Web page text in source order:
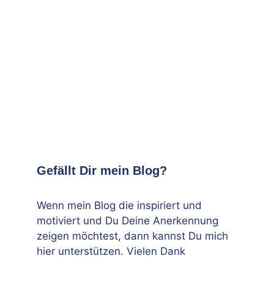
Gefällt Dir mein Blog?
Wenn mein Blog die inspiriert und
motiviert und Du Deine Anerkennung
zeigen möchtest, dann kannst Du mich
hier unterstützen. Vielen Dank